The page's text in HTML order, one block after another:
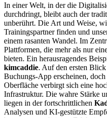
In einer Welt, in der die
durchdringt, bleibt auch der
unberührt. Die Art und Weise,
Trainingspartner finden und
einem rasanten Wandel. Im
Plattformen, die mehr als nur
bieten. Ein herausragendes
kimcaddie. Auf den ersten
Buchungs-App erscheinen,
Oberfläche verbirgt sich eine
Infrastruktur. Die wahre Stärke
liegen in der fortschrittlichen
Analysen und KI-gestützte